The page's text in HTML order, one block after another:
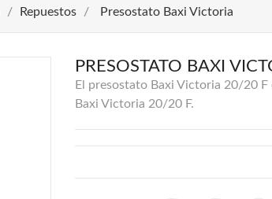
Repuestos Presostato Baxi Victoria
PRESOSTATO BAXI
El presostato Baxi Victoria 20/20
Baxi Victoria 20/20 F.